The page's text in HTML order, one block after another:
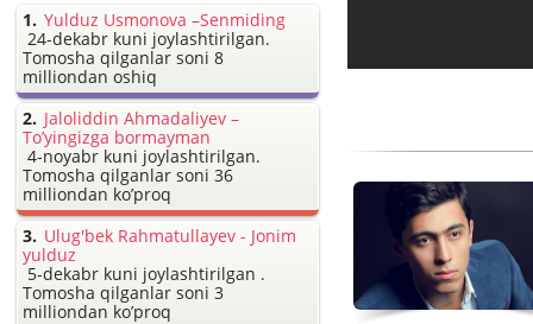
Yulduz Usmonova –Senmiding
24-dekabr kuni joylashtirilgan.
Tomosha qilganlar soni 8
milliondan oshiq
Jaloliddin Ahmadaliyev –
To’yingizga bormayman
4-noyabr kuni joylashtirilgan.
Tomosha qilganlar soni 36
milliondan ko’proq
Ulug'bek Rahmatullayev - Jonim
yulduz
5-dekabr kuni joylashtirilgan .
Tomosha qilganlar soni 3
milliondan ko’proq